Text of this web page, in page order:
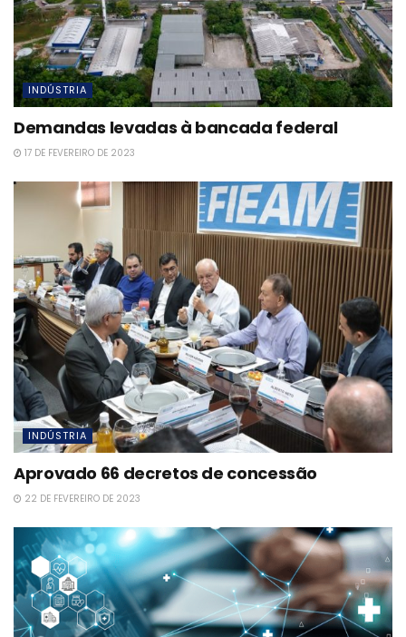
INDÚSTRIA
Demandas levadas à bancada federal
17 DE FEVEREIRO DE 2023
INDÚSTRIA
Aprovado 66 decretos de concessão
22 DE FEVEREIRO DE 2023